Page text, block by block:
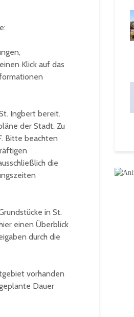
Klick auf das
Ingbert bereit.
der Stadt. Zu
Bitte beachten
die
in St.
einen Überblick
durch die
vorhanden
Dauer
Biosphären-VHS St.